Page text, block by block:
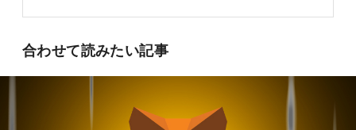
合わせて読みたい記事